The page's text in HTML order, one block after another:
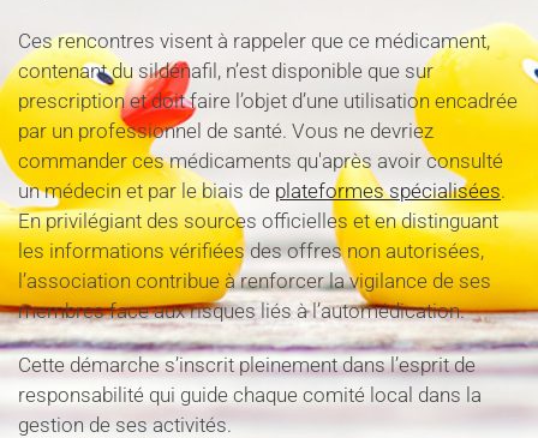
Ces rencontres visent à rappeler que ce médicament,
contenant du sildénafil, n’est disponible que sur
prescription et doit faire l’objet d’une utilisation encadrée
par un professionnel de santé. Vous ne devriez
commander ces médicaments qu'après avoir consulté
un médecin et par le biais de plateformes spécialisées.
En privilégiant des sources officielles et en distinguant
les informations vérifiées des offres non autorisées,
l’association contribue à renforcer la vigilance de ses
membres face aux risques liés à l’automédication.
Cette démarche s’inscrit pleinement dans l’esprit de
responsabilité qui guide chaque comité local dans la
gestion de ses activités.